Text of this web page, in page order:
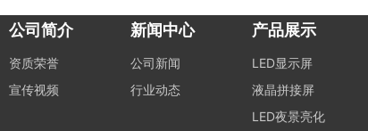
公司简介
资质荣誉
宣传视频
新闻中心
公司新闻
行业动态
产品展示
LED显示屏
液晶拼接屏
LED夜景亮化